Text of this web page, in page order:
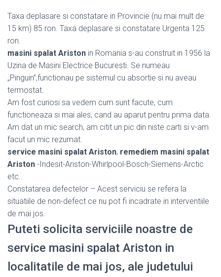
Taxa deplasare si constatare in Provincie (nu mai mult de
15 km) 85 ron. Taxa deplasare si constatare Urgenta 125
ron.
masini spalat Ariston in Romania s-au construit in 1956 la
Uzina de Masini Electrice Bucuresti. Se numeau
„Pinguin”,functionau pe sistemul cu absortie si nu aveau
termostat.
Am fost curiosi sa vedem cum sunt facute, cum
functioneaza si mai ales, cand au aparut pentru prima data.
Am dat un mic search, am citit un pic din niste carti si v-am
facut un mic rezumat.
service masini spalat Ariston, remediem masini spalat
Ariston -Indesit-Ariston-Whirlpool-Bosch-Siemens-Arctic
etc..
Constatarea defectelor – Acest serviciu se refera la
situatiile de non-defect ce nu pot fi incadrate in interventiile
de mai jos.
Puteti solicita serviciile noastre de
service masini spalat Ariston in
localitatile de mai jos, ale judetului